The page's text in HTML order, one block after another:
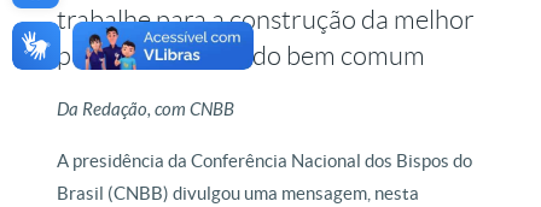
trabalhe para a construção da melhor
política, a serviço do bem comum
Da Redação, com CNBB
A presidência da Conferência Nacional dos Bispos do
Brasil (CNBB) divulgou uma mensagem, nesta